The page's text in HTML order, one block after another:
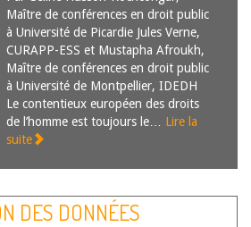
Maître de conférences en droit public
à Université de Picardie Jules Verne,
CURAPP-ESS et Mustapha Afroukh,
Maître de conférences en droit public
à Université de Montpellier, IDEDH
Le contentieux européen des droits
de l’homme est toujours le… Lire la
suite
DES DONNÉES